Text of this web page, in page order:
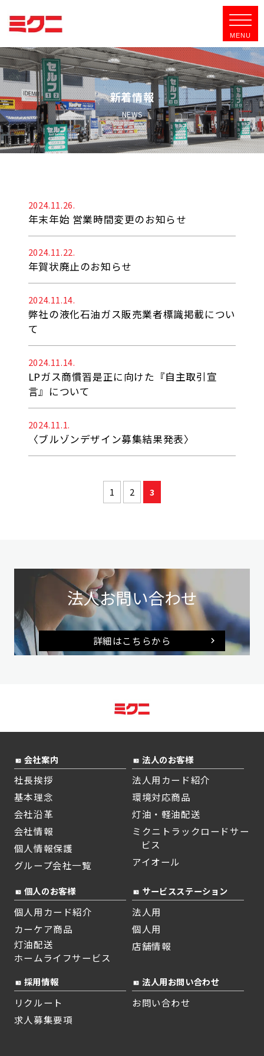
新着情報
NEWS
2024.11.26.
年末年始 営業時間変更のお知らせ
2024.11.22.
年賀状廃止のお知らせ
2024.11.14.
弊社の液化石油ガス販売業者標識掲載につい
て
2024.11.14.
LPガス商慣習是正に向けた『自主取引宣
言』について
2024.11.1.
〈ブルゾンデザイン募集結果発表〉
1 2 3
法人お問い合わせ
詳細はこちらから
会社案内
社長挨拶
基本理念
会社沿革
会社情報
個人情報保護
グループ会社一覧
法人のお客様
法人用カード紹介
環境対応商品
灯油・軽油配送
ミクニトラックロードサー
ビス
アイオール
個人のお客様
個人用カード紹介
カーケア商品
灯油配送
ホームライフサービス
サービスステーション
法人用
個人用
店舗情報
採用情報
リクルート
求人募集要項
法人用お問い合わせ
お問い合わせ